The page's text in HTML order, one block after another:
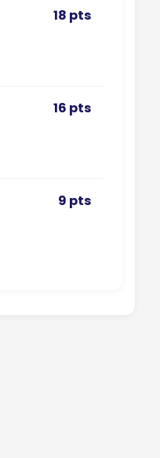
18 pts
16 pts
9 pts